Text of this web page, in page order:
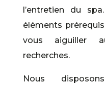
l’entretien du
éléments
vous aiguiller
recherches.
Nous